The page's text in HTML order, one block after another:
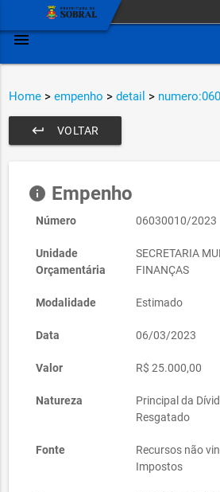
menu
Home > empenho > detail >
VOLTAR
keyboard_return
info Empenho
Número 06030010/2023
Unidade
Orçamentária
SECRETARIA
FINANÇAS
Modalidade Estimado
Data 06/03/2023
Valor R$ 25.000,00
Natureza
Principal da
Resgatado
Fonte
Recursos não
Impostos